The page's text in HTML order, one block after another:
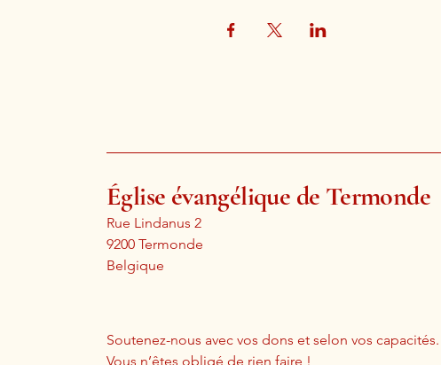
Église évangélique de Termonde
Rue Lindanus 2
9200 Termonde
Belgique
Soutenez-nous avec vos dons et selon vos capacités.
Vous n’êtes obligé de rien faire !